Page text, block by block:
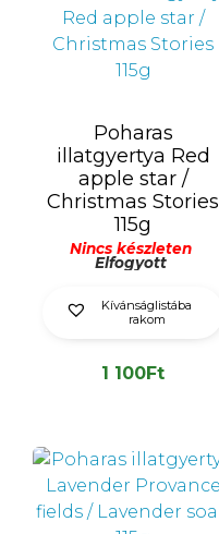
Poharas
illatgyertya Red
apple star /
Christmas Stories
115g
Nincs készleten
Elfogyott
Kívánságlistába
rakom
1 100Ft